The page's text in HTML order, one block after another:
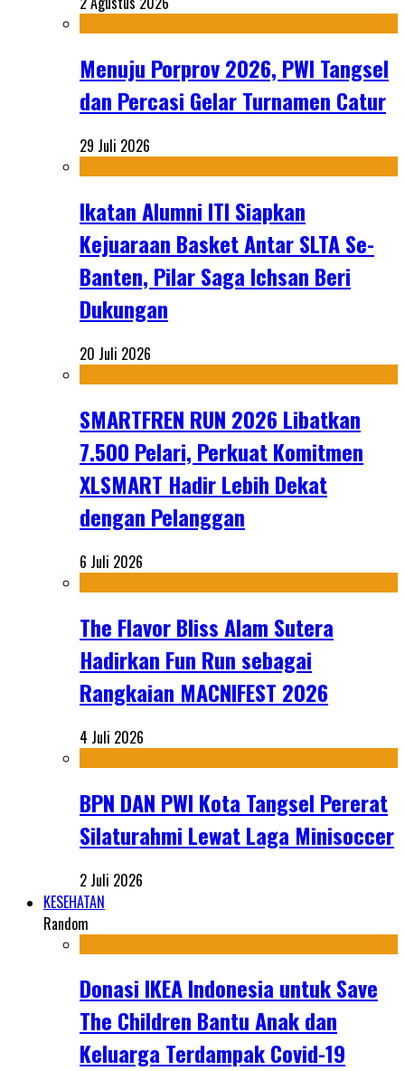
Menuju Porprov 2026, PWI Tangsel
dan Percasi Gelar Turnamen Catur
29 Juli 2026
Ikatan Alumni ITI Siapkan
Kejuaraan Basket Antar SLTA Se-
Banten, Pilar Saga Ichsan Beri
Dukungan
20 Juli 2026
SMARTFREN RUN 2026 Libatkan
7.500 Pelari, Perkuat Komitmen
XLSMART Hadir Lebih Dekat
dengan Pelanggan
6 Juli 2026
The Flavor Bliss Alam Sutera
Hadirkan Fun Run sebagai
Rangkaian MACNIFEST 2026
4 Juli 2026
BPN DAN PWI Kota Tangsel Pererat
Silaturahmi Lewat Laga Minisoccer
2 Juli 2026
KESEHATAN
Random
Donasi IKEA Indonesia untuk Save
The Children Bantu Anak dan
Keluarga Terdampak Covid-19